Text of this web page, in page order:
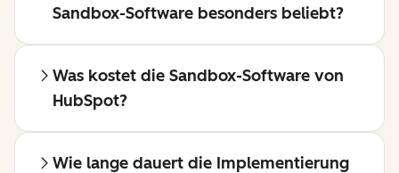
Sandbox-Software besonders beliebt?
Was kostet die Sandbox-Software von
HubSpot?
Wie lange dauert die Implementierung